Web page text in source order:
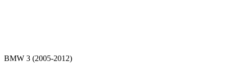
BMW 3 (2005-2012)